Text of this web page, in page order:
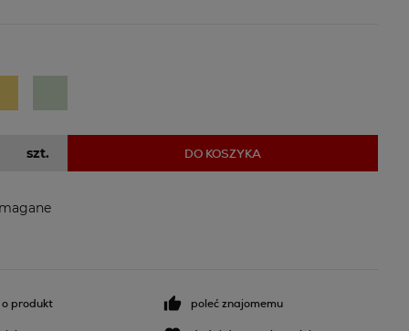
szt. DO KOSZYKA
produkt poleć znajomemu